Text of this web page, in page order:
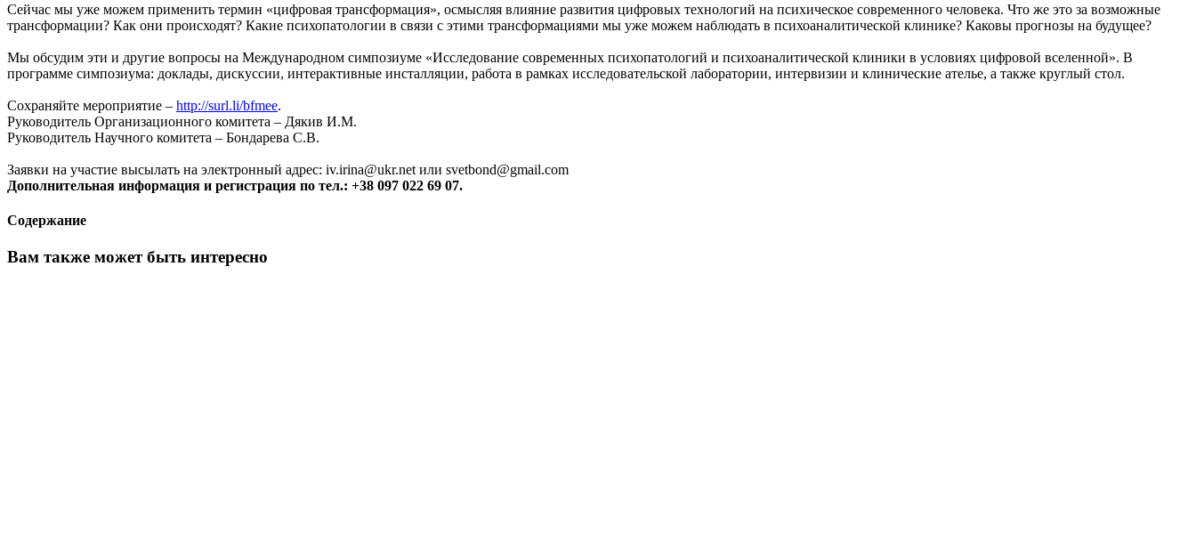
Сейчас мы уже можем применить термин «цифровая трансформация», осмысляя влияние развития цифровых технологий на психическое современного человека. Что же это за возможные
трансформации? Как они происходят? Какие психопатологии в связи с этими трансформациями мы уже можем наблюдать в психоаналитической клинике? Каковы прогнозы на будущее?
Мы обсудим эти и другие вопросы на Международном симпозиуме «Исследование современных психопатологий и психоаналитической клиники в условиях цифровой вселенной». В
программе симпозиума: доклады, дискуссии, интерактивные инсталляции, работа в рамках исследовательской лаборатории, интервизии и клинические ателье, а также круглый стол.
Сохраняйте мероприятие – http://surl.li/bfmee.
Руководитель Организационного комитета – Дякив И.М.
Руководитель Научного комитета – Бондарева С.В.
Заявки на участие высылать на электронный адрес: iv.irina@ukr.net или svetbond@gmail.com
Дополнительная информация и регистрация по тел.: +38 097 022 69 07.
Содержание
Вам также может быть интересно